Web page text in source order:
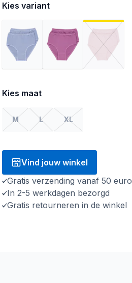
Kies variant
Kies maat
M L XL
Vind jouw winkel
Gratis verzending vanaf 50 euro
In 2-5 werkdagen bezorgd
Gratis retourneren in de winkel